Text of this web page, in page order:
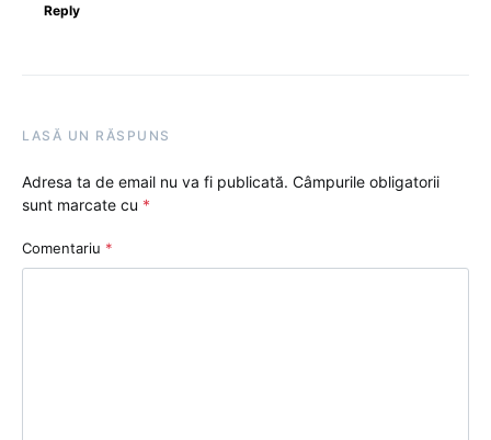
Reply
LASĂ UN RĂSPUNS
Adresa ta de email nu va fi publicată. Câmpurile obligatorii
sunt marcate cu *
Comentariu *